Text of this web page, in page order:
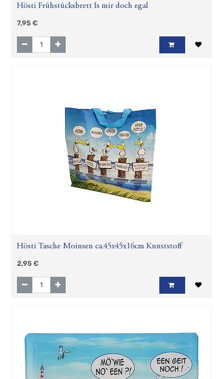
Hösti Frühstücksbrett Is mir doch egal
7,95€
Hösti Tasche Moinsen ca.45x45x16cm Kunststoff
2,95€